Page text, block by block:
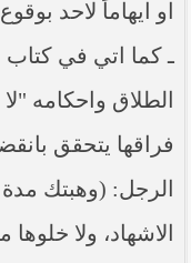
او ايهاماً لاحد
ـ كما اتي في كتاب
الطلاق واحكامه
فراقها يتحقق
الرجل: (وهبتك
الاشهاد، ولا